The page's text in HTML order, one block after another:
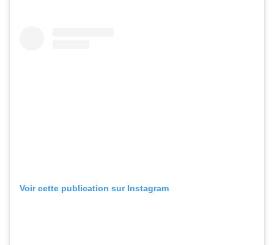
Voir cette publication sur Instagram